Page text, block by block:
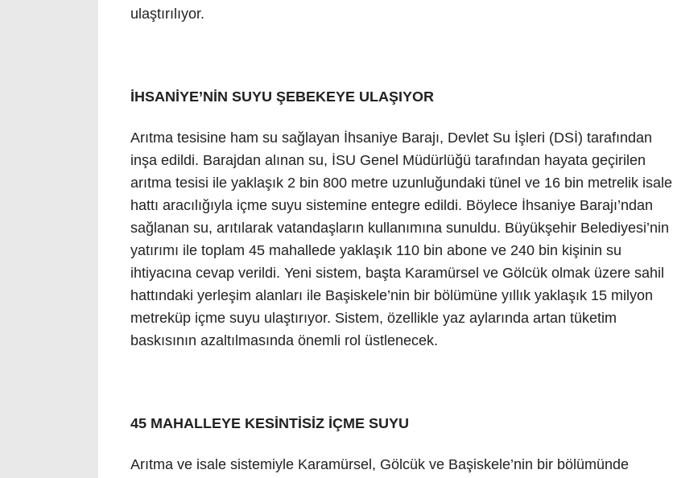
ulaştırılıyor.
İHSANİYE’NİN SUYU ŞEBEKEYE ULAŞIYOR
Arıtma tesisine ham su sağlayan İhsaniye Barajı, Devlet Su İşleri (DSİ) tarafından
inşa edildi. Barajdan alınan su, İSU Genel Müdürlüğü tarafından hayata geçirilen
arıtma tesisi ile yaklaşık 2 bin 800 metre uzunluğundaki tünel ve 16 bin metrelik isale
hattı aracılığıyla içme suyu sistemine entegre edildi. Böylece İhsaniye Barajı’ndan
sağlanan su, arıtılarak vatandaşların kullanımına sunuldu. Büyükşehir Belediyesi’nin
yatırımı ile toplam 45 mahallede yaklaşık 110 bin abone ve 240 bin kişinin su
ihtiyacına cevap verildi. Yeni sistem, başta Karamürsel ve Gölcük olmak üzere sahil
hattındaki yerleşim alanları ile Başiskele’nin bir bölümüne yıllık yaklaşık 15 milyon
metreküp içme suyu ulaştırıyor. Sistem, özellikle yaz aylarında artan tüketim
baskısının azaltılmasında önemli rol üstlenecek.
45 MAHALLEYE KESİNTİSİZ İÇME SUYU
Arıtma ve isale sistemiyle Karamürsel, Gölcük ve Başiskele’nin bir bölümünde